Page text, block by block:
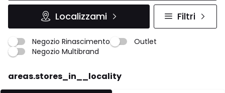
Localizzami Filtri
Negozio Rinascimento
Outlet
Negozio Multibrand
areas.stores_in__locality